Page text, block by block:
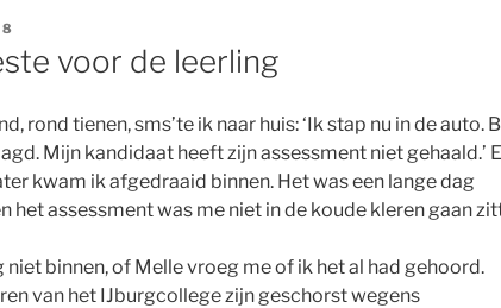
voor de leerling
rond tienen, sms’te ik naar huis: ‘Ik stap nu in de auto.
Mijn kandidaat heeft zijn assessment niet gehaald.’
kwam ik afgedraaid binnen. Het was een lange dag
het assessment was me niet in de koude kleren gaan
niet binnen, of Melle vroeg me of ik het al had gehoord.
van het IJburgcollege zijn geschorst wegens